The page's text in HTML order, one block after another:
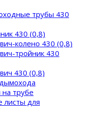
трубы 430
430 (0,8)
колено 430 (0,8)
тройник 430
430 (0,8)
трубе
листы для